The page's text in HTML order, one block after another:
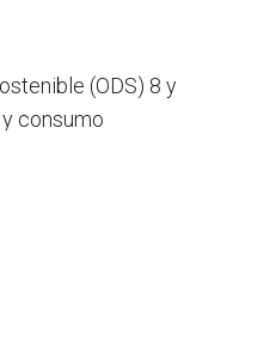
(ODS) 8 y
consumo